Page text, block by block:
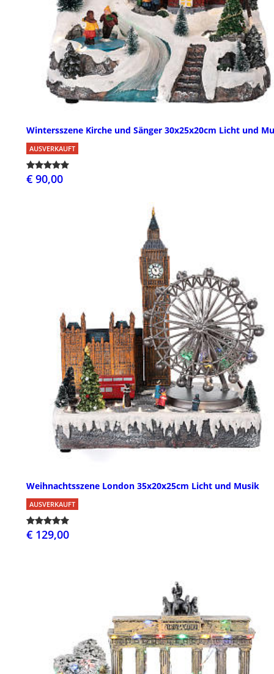
Wintersszene Kirche und Sänger 30x25x20cm Licht und
AUSVERKAUFT
€ 90,00
Weihnachtsszene London 35x20x25cm Licht und Musik
AUSVERKAUFT
€ 129,00